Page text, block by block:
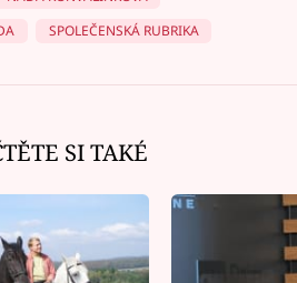
SPOLEČENSKÁ RUBRIKA
SI TAKÉ